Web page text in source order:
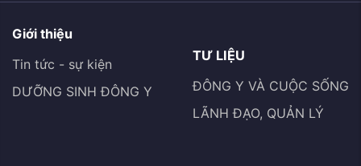
Giới thiệu
Tin tức - sự kiện
DƯỠNG SINH ĐÔNG Y
TƯ LIỆU
ĐÔNG Y VÀ CUỘC SỐNG
LÃNH ĐẠO, QUẢN LÝ